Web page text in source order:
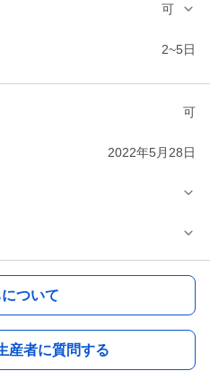
可
2~5日
可
2022年5月28日
ついて
産者に質問する